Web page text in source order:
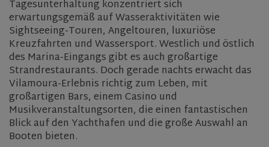
Tagesunterhaltung konzentriert sich
erwartungsgemäß auf Wasseraktivitäten wie
Sightseeing-Touren, Angeltouren, luxuriöse
Kreuzfahrten und Wassersport. Westlich und östlich
des Marina-Eingangs gibt es auch großartige
Strandrestaurants. Doch gerade nachts erwacht das
Vilamoura-Erlebnis richtig zum Leben, mit
großartigen Bars, einem Casino und
Musikveranstaltungsorten, die einen fantastischen
Blick auf den Yachthafen und die große Auswahl an
Booten bieten.